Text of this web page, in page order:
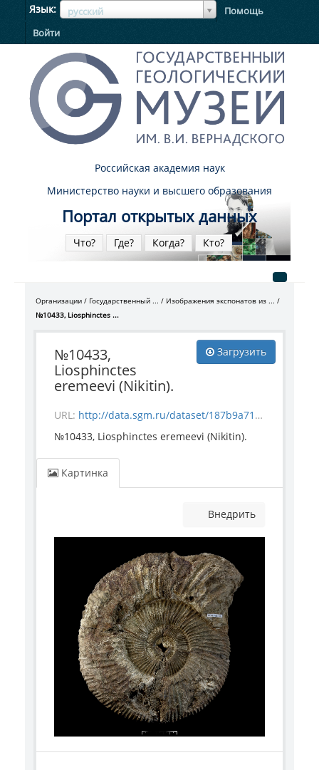
Язык русский
ЯзыкЯзык
Помощь
Войти
Российская академия наук
Министерство науки и высшего образования
Портал открытых данных
Что? Где? Когда? Кто?
Организации Государственный ...
Изображения экспонатов из ...
№10433, Liosphinctes ...
Загрузить
№10433,
Liosphinctes
eremeevi (Nikitin).
URL: http://data.sgm.ru/dataset/187b9a71-4c85-43ec-99fe-080bdf792007/resource/7c31e99a-d214-4ca5-a63d-5afa5d3efb03/download/invertebrate_10433.jpg
№10433, Liosphinctes eremeevi (Nikitin).
Картинка
Внедрить